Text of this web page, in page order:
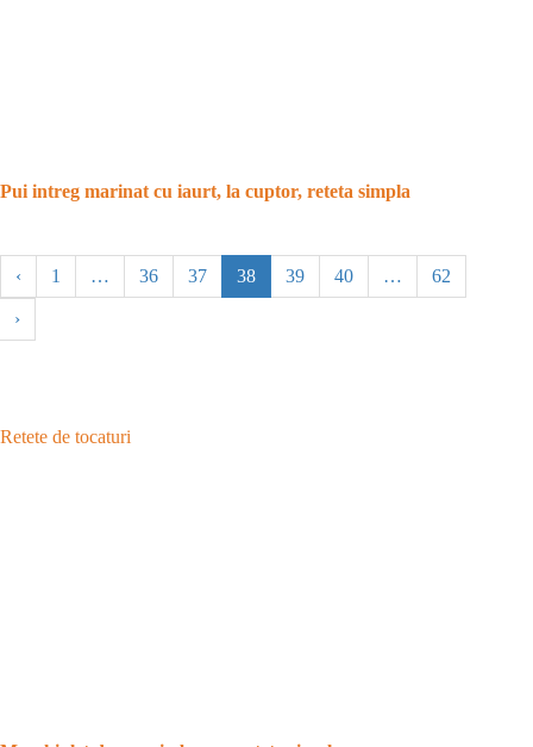
Pui intreg marinat cu iaurt, la cuptor, reteta simpla
‹ 1 … 36 37 38 39 40 … 62
›
Retete de tocaturi